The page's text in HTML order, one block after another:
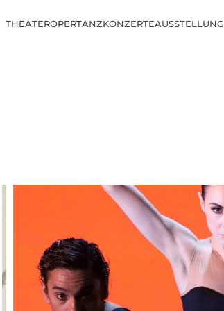
THEATEROPERTANZKONZERTEAUSSTELLUNG